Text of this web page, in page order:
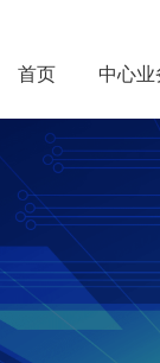
首页 中心业